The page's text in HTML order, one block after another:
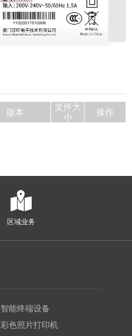
版本
文件大
小
操作
区域业务
智能终端设备
彩色照片打印机